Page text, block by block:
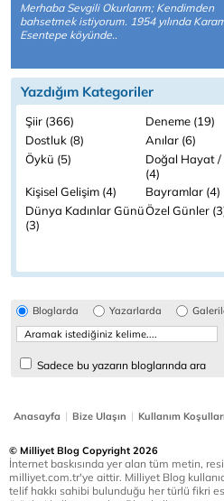
Merhaba Sevgili Okurlarım; Kendimden
bahsetmek istiyorum. 1954 yılında
Esentepe köyünde..
Yazdığım Kategoriler
Şiir (366)
Deneme (19)
Dostluk (8)
Anılar (6)
Öykü (5)
Doğal Hayat /
(4)
Kişisel Gelişim (4)
Bayramlar (4)
Dünya Kadınlar Günü
(3)
Özel Günler
Bloglarda Yazarlarda
Sadece bu yazarın bloglarında ara
Anasayfa | Bize Ulaşın | Kullanım Koşulları
© Milliyet Blog Copyright 2026
İnternet baskısında yer alan tüm metin,
milliyet.com.tr'ye aittir. Milliyet Blog
telif hakkı sahibi bulunduğu her türlü fikri